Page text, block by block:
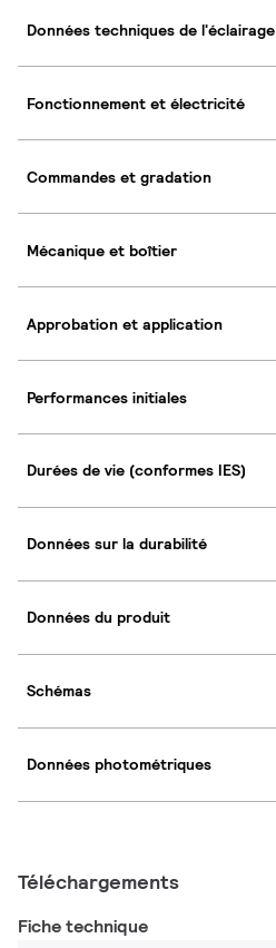
Données techniques de l'éclairage
Fonctionnement et électricité
Commandes et gradation
Mécanique et boîtier
Approbation et application
Performances initiales
Durées de vie (conformes IES)
Données sur la durabilité
Données du produit
Schémas
Données photométriques
Téléchargements
Fiche technique